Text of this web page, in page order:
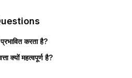
करता है?
क्यों महत्वपूर्ण है?